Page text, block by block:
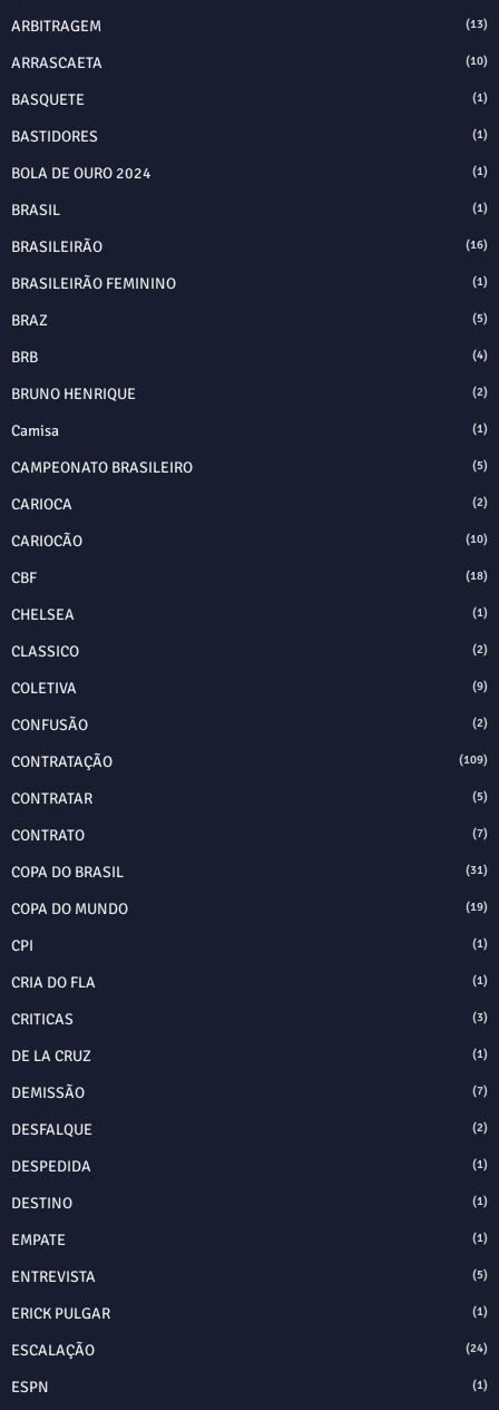
ARBITRAGEM (13)
ARRASCAETA (10)
BASQUETE (1)
BASTIDORES (1)
BOLA DE OURO 2024 (1)
BRASIL (1)
BRASILEIRÃO (16)
BRASILEIRÃO FEMININO (1)
BRAZ (5)
BRB (4)
BRUNO HENRIQUE (2)
Camisa (1)
CAMPEONATO BRASILEIRO (5)
CARIOCA (2)
CARIOCÃO (10)
CBF (18)
CHELSEA (1)
CLASSICO (2)
COLETIVA (9)
CONFUSÃO (2)
CONTRATAÇÃO (109)
CONTRATAR (5)
CONTRATO (7)
COPA DO BRASIL (31)
COPA DO MUNDO (19)
CPI (1)
CRIA DO FLA (1)
CRITICAS (3)
DE LA CRUZ (1)
DEMISSÃO (7)
DESFALQUE (2)
DESPEDIDA (1)
DESTINO (1)
EMPATE (1)
ENTREVISTA (5)
ERICK PULGAR (1)
ESCALAÇÃO (24)
ESPN (1)